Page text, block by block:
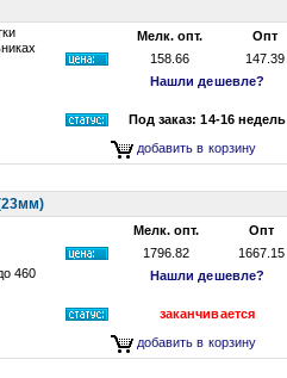
Мелк. опт.
Опт
158.66
147.39
Нашли дешевле?
Под заказ: 14-16 недель
добавить в корзину
460
Мелк. опт.
Опт
1796.82
1667.15
Нашли дешевле?
заканчивается
добавить в корзину